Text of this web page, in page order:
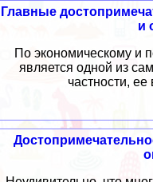
Главные
и
По экономическому и
является одной из
частности, ее